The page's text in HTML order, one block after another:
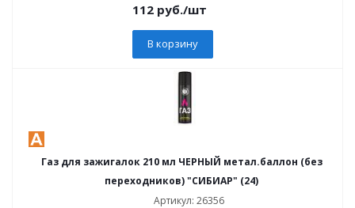
112 руб./шт
В корзину
Газ для зажигалок 210 мл ЧЕРНЫЙ метал.баллон (без
переходников) "СИБИАР" (24)
Артикул: 26356